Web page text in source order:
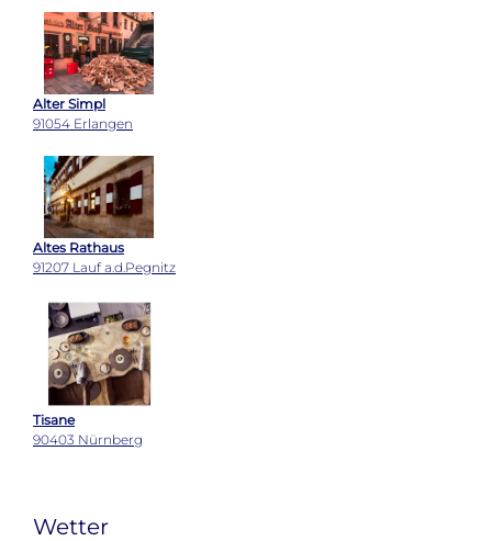
Alter Simpl
91054 Erlangen
Altes Rathaus
91207 Lauf a.d.Pegnitz
Tisane
90403 Nürnberg
Wetter